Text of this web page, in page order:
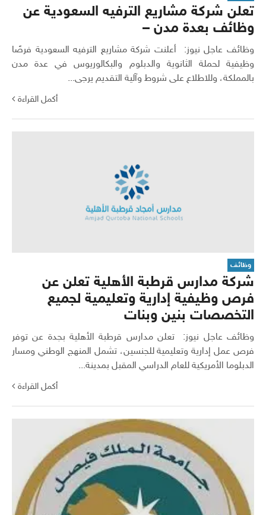
تعلن شركة مشاريع الترفيه السعودية عن
وظائف بعدة مدن –
وظائف عاجل نيوز: أعلنت شركة مشاريع الترفيه السعودية فرصًا
وظيفية لحملة الثانوية والدبلوم والبكالوريوس في عدة مدن
بالمملكة، وللاطلاع على شروط وآلية التقديم يرجى...
أكمل القراءة
وظائف
شركة مدارس قرطبة الأهلية تعلن عن
فرص وظيفية إدارية وتعليمية لجميع
التخصصات بنين وبنات
وظائف عاجل نيوز: تعلن مدارس قرطبة الأهلية بجدة عن توفر
فرص عمل إدارية وتعليمية للجنسين، تشمل المنهج الوطني ومسار
الدبلوما الأمريكية للعام الدراسي المقبل بمدينة...
أكمل القراءة